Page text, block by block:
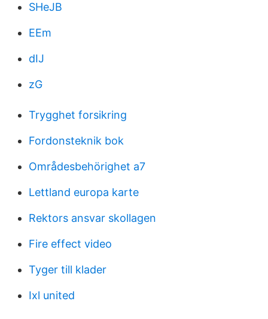
SHeJB
EEm
dIJ
zG
Trygghet forsikring
Fordonsteknik bok
Områdesbehörighet a7
Lettland europa karte
Rektors ansvar skollagen
Fire effect video
Tyger till klader
Ixl united